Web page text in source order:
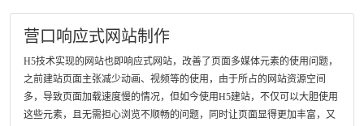
营口响应式网站制作
H5技术实现的网站也即响应式网站，改善了页面多媒体元素的使用问题，
之前建站页面主张减少动画、视频等的使用，由于所占的网站资源空间
多，导致页面加载速度慢的情况，但如今使用H5建站，不仅可以大胆使用
这些元素，且无需担心浏览不顺畅的问题，同时让页面显得更加丰富，又